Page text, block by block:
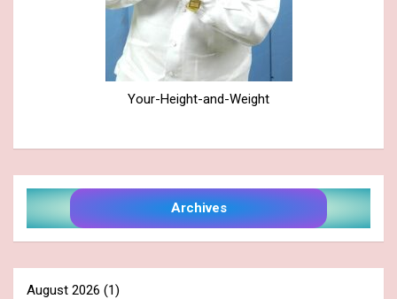
Your-Height-and-Weight
Archives
August 2026 (1)